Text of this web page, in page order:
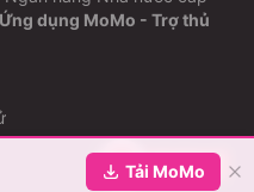
Ứng dụng MoMo - Trợ thủ
Tải MoMo